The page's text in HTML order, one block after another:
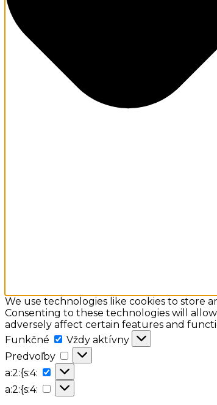
We use technologies like cookies to store
Consenting to these technologies will
adversely affect certain features and
Funkčné
Funkčné
Vždy aktívny
Predvoľby
Predvoľby
a:2:{s:4:
a:2:
{s:4:
a:2:{s:4:
a:2:
{s:4: